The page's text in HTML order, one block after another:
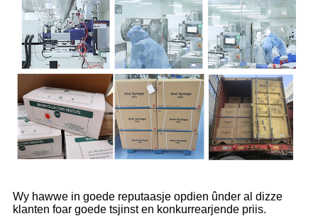
Wy hawwe in goede reputaasje opdien ûnder al dizze
klanten foar goede tsjinst en konkurrearjende priis.